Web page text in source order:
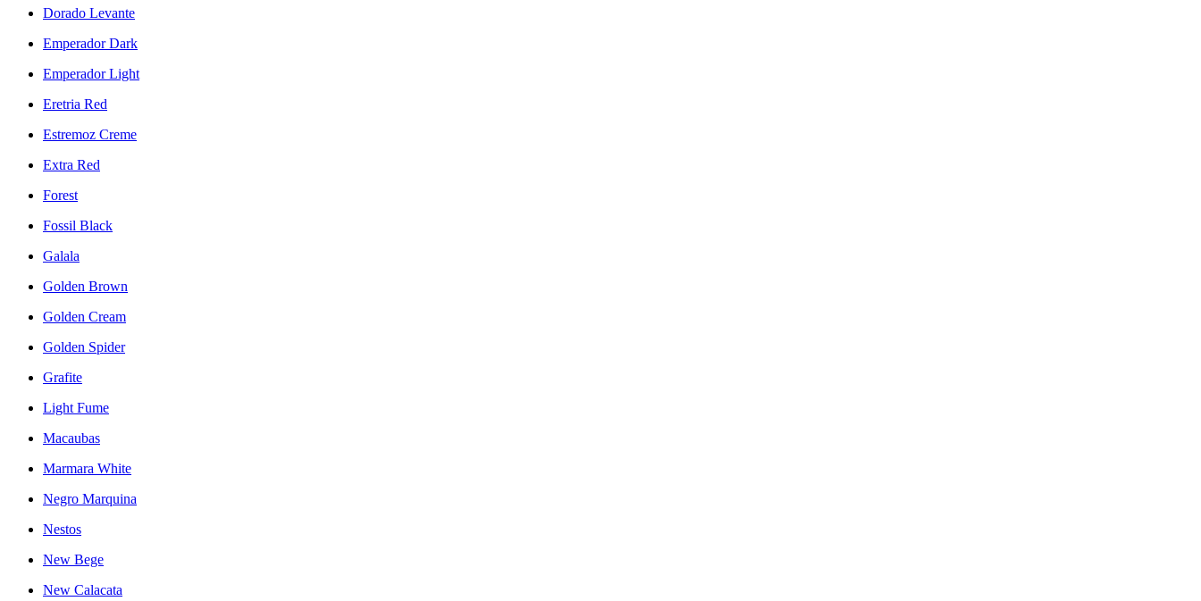
Dorado Levante
Emperador Dark
Emperador Light
Eretria Red
Estremoz Creme
Extra Red
Forest
Fossil Black
Galala
Golden Brown
Golden Cream
Golden Spider
Grafite
Light Fume
Macaubas
Marmara White
Negro Marquina
Nestos
New Bege
New Calacata